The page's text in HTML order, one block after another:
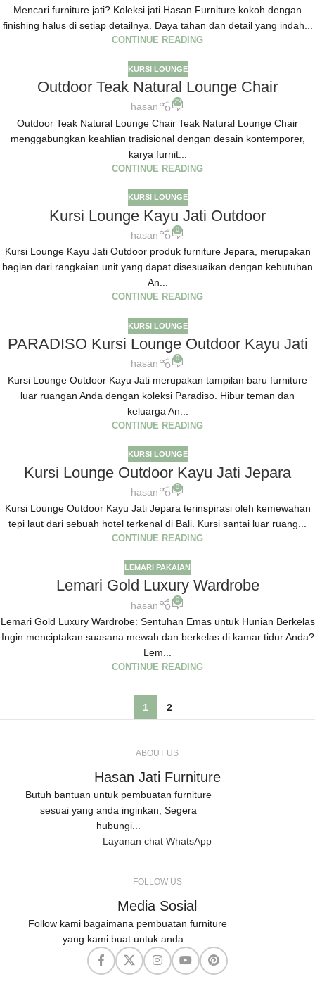
Mencari furniture jati? Koleksi jati Hasan Furniture kokoh dengan
finishing halus di setiap detailnya. Daya tahan dan detail yang indah...
CONTINUE READING
KURSI LOUNGE
Outdoor Teak Natural Lounge Chair
hasan 29
Outdoor Teak Natural Lounge Chair Teak Natural Lounge Chair
menggabungkan keahlian tradisional dengan desain kontemporer,
karya furnit...
CONTINUE READING
KURSI LOUNGE
Kursi Lounge Kayu Jati Outdoor
hasan 0
Kursi Lounge Kayu Jati Outdoor produk furniture Jepara, merupakan
bagian dari rangkaian unit yang dapat disesuaikan dengan kebutuhan
An...
CONTINUE READING
KURSI LOUNGE
PARADISO Kursi Lounge Outdoor Kayu Jati
hasan 0
Kursi Lounge Outdoor Kayu Jati merupakan tampilan baru furniture
luar ruangan Anda dengan koleksi Paradiso. Hibur teman dan
keluarga An...
CONTINUE READING
KURSI LOUNGE
Kursi Lounge Outdoor Kayu Jati Jepara
hasan 0
Kursi Lounge Outdoor Kayu Jati Jepara terinspirasi oleh kemewahan
tepi laut dari sebuah hotel terkenal di Bali. Kursi santai luar ruang...
CONTINUE READING
LEMARI PAKAIAN
Lemari Gold Luxury Wardrobe
hasan 0
Lemari Gold Luxury Wardrobe: Sentuhan Emas untuk Hunian Berkelas
Ingin menciptakan suasana mewah dan berkelas di kamar tidur Anda?
Lem...
CONTINUE READING
1 2
ABOUT US
Hasan Jati Furniture
Butuh bantuan untuk pembuatan furniture
sesuai yang anda inginkan, Segera
hubungi...
Layanan chat WhatsApp
FOLLOW US
Media Sosial
Follow kami bagaimana pembuatan furniture
yang kami buat untuk anda...